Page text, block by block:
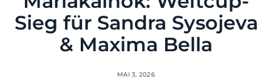
Sieg für Sandra Sysojeva
& Maxima Bella
MAI 3, 2026